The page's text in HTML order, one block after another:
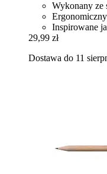
Wykonany ze
Inspirowane
29,99 zł
Dostawa do 11